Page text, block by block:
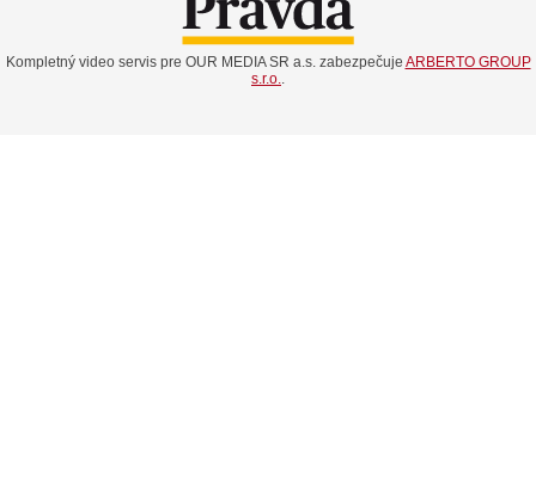
Kompletný video servis pre OUR MEDIA SR a.s. zabezpečuje ARBERTO GROUP
s.r.o..